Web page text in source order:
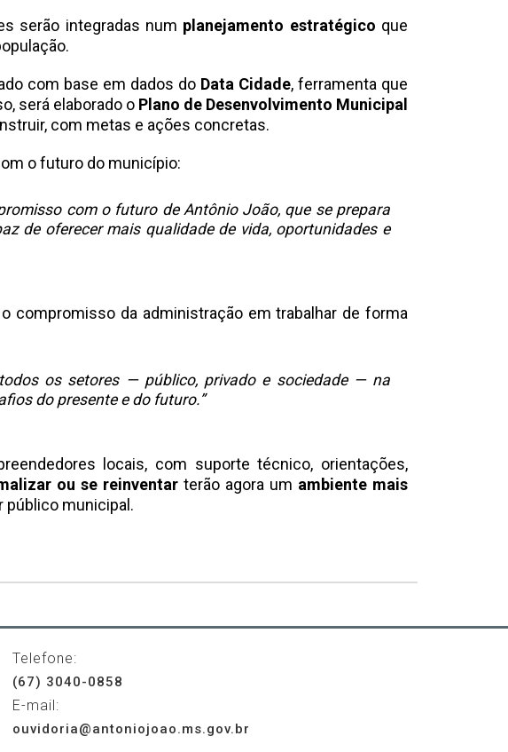
serão integradas num planejamento estratégico que
com base em dados do Data Cidade, ferramenta que
será elaborado o Plano de Desenvolvimento Municipal
com metas e ações concretas.
o futuro do município:
com o futuro de Antônio João, que se prepara
de oferecer mais qualidade de vida, oportunidades e
compromisso da administração em trabalhar de forma
os setores — público, privado e sociedade — na
do presente e do futuro.”
locais, com suporte técnico, orientações,
ou se reinventar terão agora um ambiente mais
público municipal.
Telefone:
(67) 3040-0858
E-mail:
ouvidoria@antoniojoao.ms.gov.br